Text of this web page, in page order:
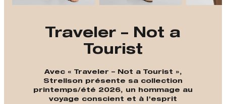
Traveler – Not a
Tourist
Avec « Traveler – Not a Tourist »,
Strellson présente sa collection
printemps/été 2026, un hommage au
voyage conscient et à l'esprit